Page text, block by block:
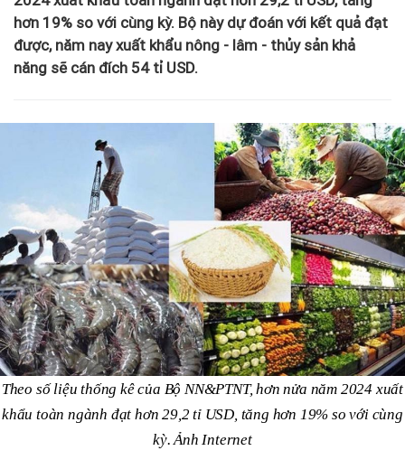
hơn 19% so với cùng kỳ. Bộ này dự đoán với kết quả đạt
được, năm nay xuất khẩu nông - lâm - thủy sản khả
năng sẽ cán đích 54 tỉ USD.
Theo số liệu thống kê của Bộ NN&PTNT, hơn nửa năm 2024 xuất
khẩu toàn ngành đạt hơn 29,2 tỉ USD, tăng hơn 19% so với cùng
kỳ. Ảnh Internet